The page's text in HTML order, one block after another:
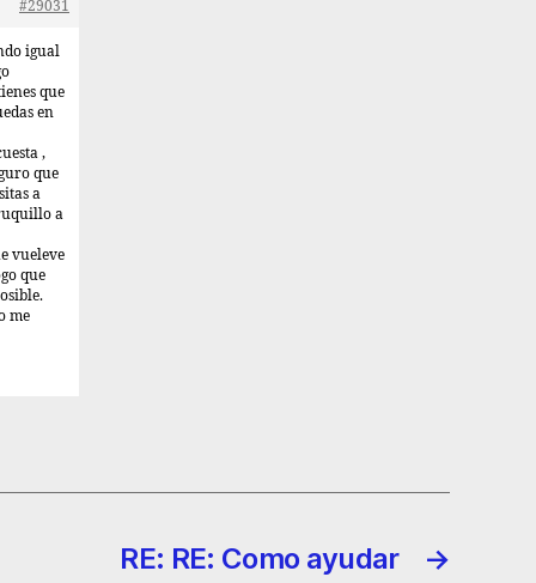
#29031
igual
que
en
,
que
a
a
vueleve
que
me
→
RE: RE: Como ayudar